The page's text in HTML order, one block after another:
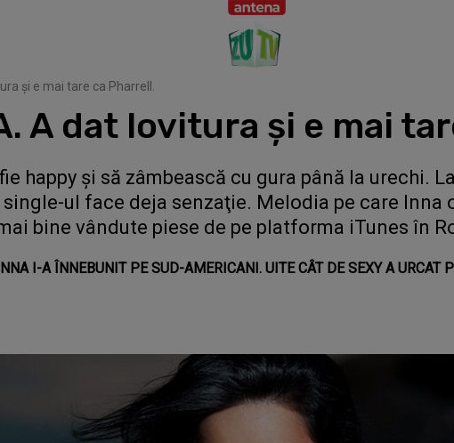
şi e mai tare ca Pharrell.
A dat lovitura şi e mai
happy şi să zâmbească cu gura până la urechi.
ul face deja senzaţie. Melodia pe care Inna
bine vândute piese de pe platforma iTunes în
I-A ÎNNEBUNIT PE SUD-AMERICANI. UITE CÂT DE SEXY A URCAT